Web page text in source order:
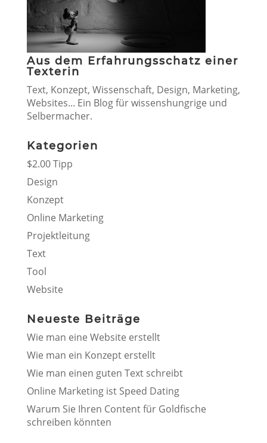
Aus dem Erfahrungsschatz einer
Texterin
Text, Konzept, Wissenschaft, Design, Marketing,
Websites... Ein Blog für wissenshungrige und
Selbermacher.
Kategorien
$2.00 Tipp
Design
Konzept
Online Marketing
Projektleitung
Text
Tool
Website
Neueste Beiträge
Wie man eine Website erstellt
Wie man ein Konzept erstellt
Wie man einen guten Text schreibt
Online Marketing ist Speed Dating
Warum Sie Ihren Content für Goldfische
schreiben könnten